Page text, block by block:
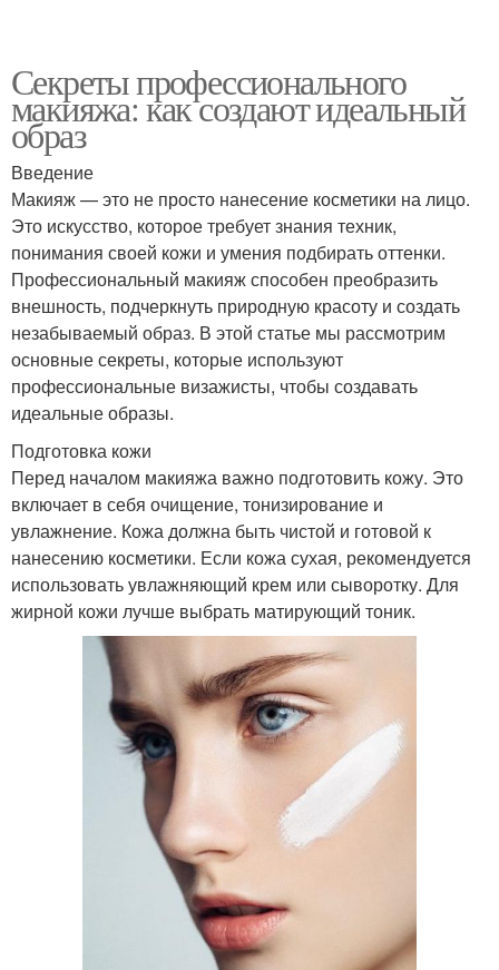
Секреты профессионального
макияжа: как создают идеальный
образ
Введение
Макияж — это не просто нанесение косметики на лицо.
Это искусство, которое требует знания техник,
понимания своей кожи и умения подбирать оттенки.
Профессиональный макияж способен преобразить
внешность, подчеркнуть природную красоту и создать
незабываемый образ. В этой статье мы рассмотрим
основные секреты, которые используют
профессиональные визажисты, чтобы создавать
идеальные образы.
Подготовка кожи
Перед началом макияжа важно подготовить кожу. Это
включает в себя очищение, тонизирование и
увлажнение. Кожа должна быть чистой и готовой к
нанесению косметики. Если кожа сухая, рекомендуется
использовать увлажняющий крем или сыворотку. Для
жирной кожи лучше выбрать матирующий тоник.